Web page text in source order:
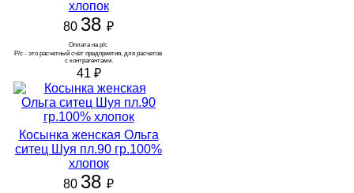
хлопок
80 38 ₽
Оплата на р/с
Р/с - это расчетный счёт предприятия, для расчетов
с контрагентами.
41 ₽
Косынка женская Ольга
ситец Шуя пл.90 гр.100%
хлопок
80 38 ₽